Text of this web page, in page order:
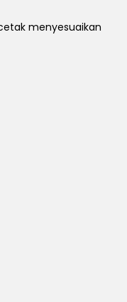
menyesuaikan